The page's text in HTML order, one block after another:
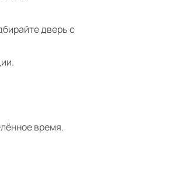
дверь с
время.